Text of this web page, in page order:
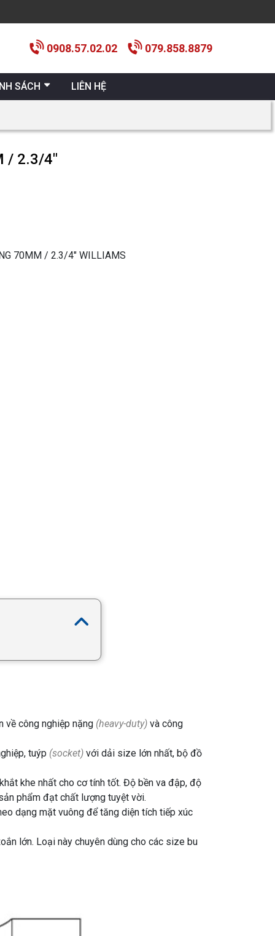
0908.57.02.02 079.858.8879
SÁCH LIÊN HỆ
/ 2.3/4″
70MM / 2.3/4″ WILLIAMS
về công nghiệp nặng (heavy-duty) và công
tuýp (socket) với dải size lớn nhất, bộ đồ
khe nhất cho cơ tính tốt. Độ bền va đập, độ
phẩm đạt chất lượng tuyệt vời.
dạng mặt vuông để tăng diện tích tiếp xúc
lớn. Loại này chuyên dùng cho các size bu